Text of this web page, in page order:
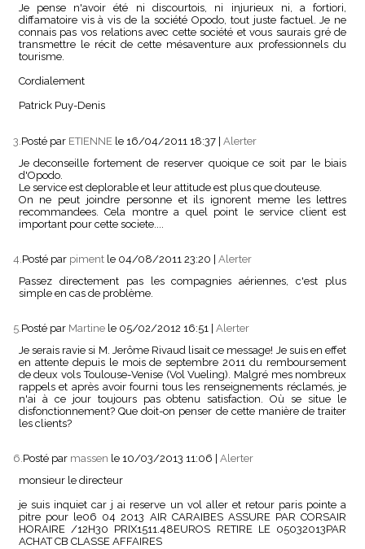
Je pense n'avoir été ni discourtois, ni injurieux ni, a fortiori,
diffamatoire vis à vis de la société Opodo, tout juste factuel. Je ne
connais pas vos relations avec cette société et vous saurais gré de
transmettre le récit de cette mésaventure aux professionnels du
tourisme.
Cordialement
Patrick Puy-Denis
3. Posté par ETIENNE le 16/04/2011 18:37 Alerter
Je deconseille fortement de reserver quoique ce soit par le biais
d'Opodo.
Le service est deplorable et leur attitude est plus que douteuse.
On ne peut joindre personne et ils ignorent meme les lettres
recommandees. Cela montre a quel point le service client est
important pour cette societe....
4.Posté par piment le 04/08/2011 23:20
Alerter
Passez directement pas les compagnies aériennes, c'est plus
simple en cas de problème.
5.Posté par Martine le 05/02/2012 16:51 Alerter
Je serais ravie si M. Jerôme Rivaud lisait ce message! Je suis en effet
en attente depuis le mois de septembre 2011 du remboursement
de deux vols Toulouse-Venise (Vol Vueling). Malgré mes nombreux
rappels et après avoir fourni tous les renseignements réclamés, je
n'ai à ce jour toujours pas obtenu satisfaction. Où se situe le
disfonctionnement? Que doit-on penser de cette manière de traiter
les clients?
6.Posté par massen le 10/03/2013 11:06
Alerter
monsieur le directeur
je suis inquiet car j ai reserve un vol aller et retour paris pointe a
pitre pour le06 04 2013 AIR CARAIBES ASSURE PAR CORSAIR
HORAIRE /12H30 PRIX1511.48EUROS RETIRE LE 05032013PAR
ACHAT CB CLASSE AFFAIRES